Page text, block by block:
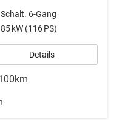
Schalt. 6-Gang
85 kW (116 PS)
Details